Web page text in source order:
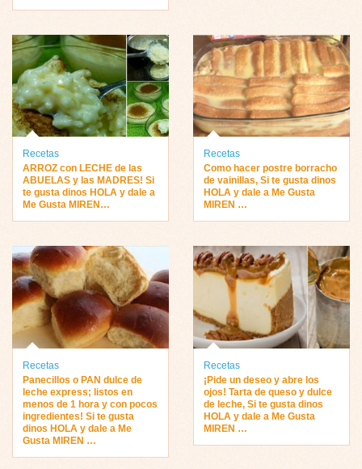
Recetas
ARROZ con LECHE de las
ABUELAS y las MADRES! Si
te gusta dinos HOLA y dale a
Me Gusta MIREN…
Recetas
Como hacer postre borracho
de vainillas, Si te gusta dinos
HOLA y dale a Me Gusta
MIREN …
Recetas
Panecillos o PAN dulce de
leche express; listos en
menos de 1 hora y con pocos
ingredientes! Si te gusta
dinos HOLA y dale a Me
Gusta MIREN …
Recetas
¡Pide un deseo y abre los
ojos! Tarta de queso y dulce
de leche, Si te gusta dinos
HOLA y dale a Me Gusta
MIREN …